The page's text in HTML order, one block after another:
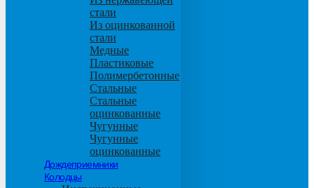
стали
Из оцинкованной
стали
Медные
Пластиковые
Полимербетонные
Стальные
Стальные
оцинкованные
Чугунные
Чугунные
оцинкованные
Дождеприемники
Колодцы